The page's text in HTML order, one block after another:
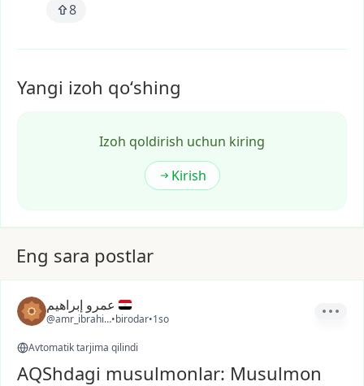
8
Yangi izoh qoʻshing
Izoh qoldirish uchun kiring
Kirish
Eng sara postlar
عمرو إبراهيم
@amr_ibrahim1
•birodar•1so
Avtomatik tarjima qilindi
AQShdagi musulmonlar: Musulmon